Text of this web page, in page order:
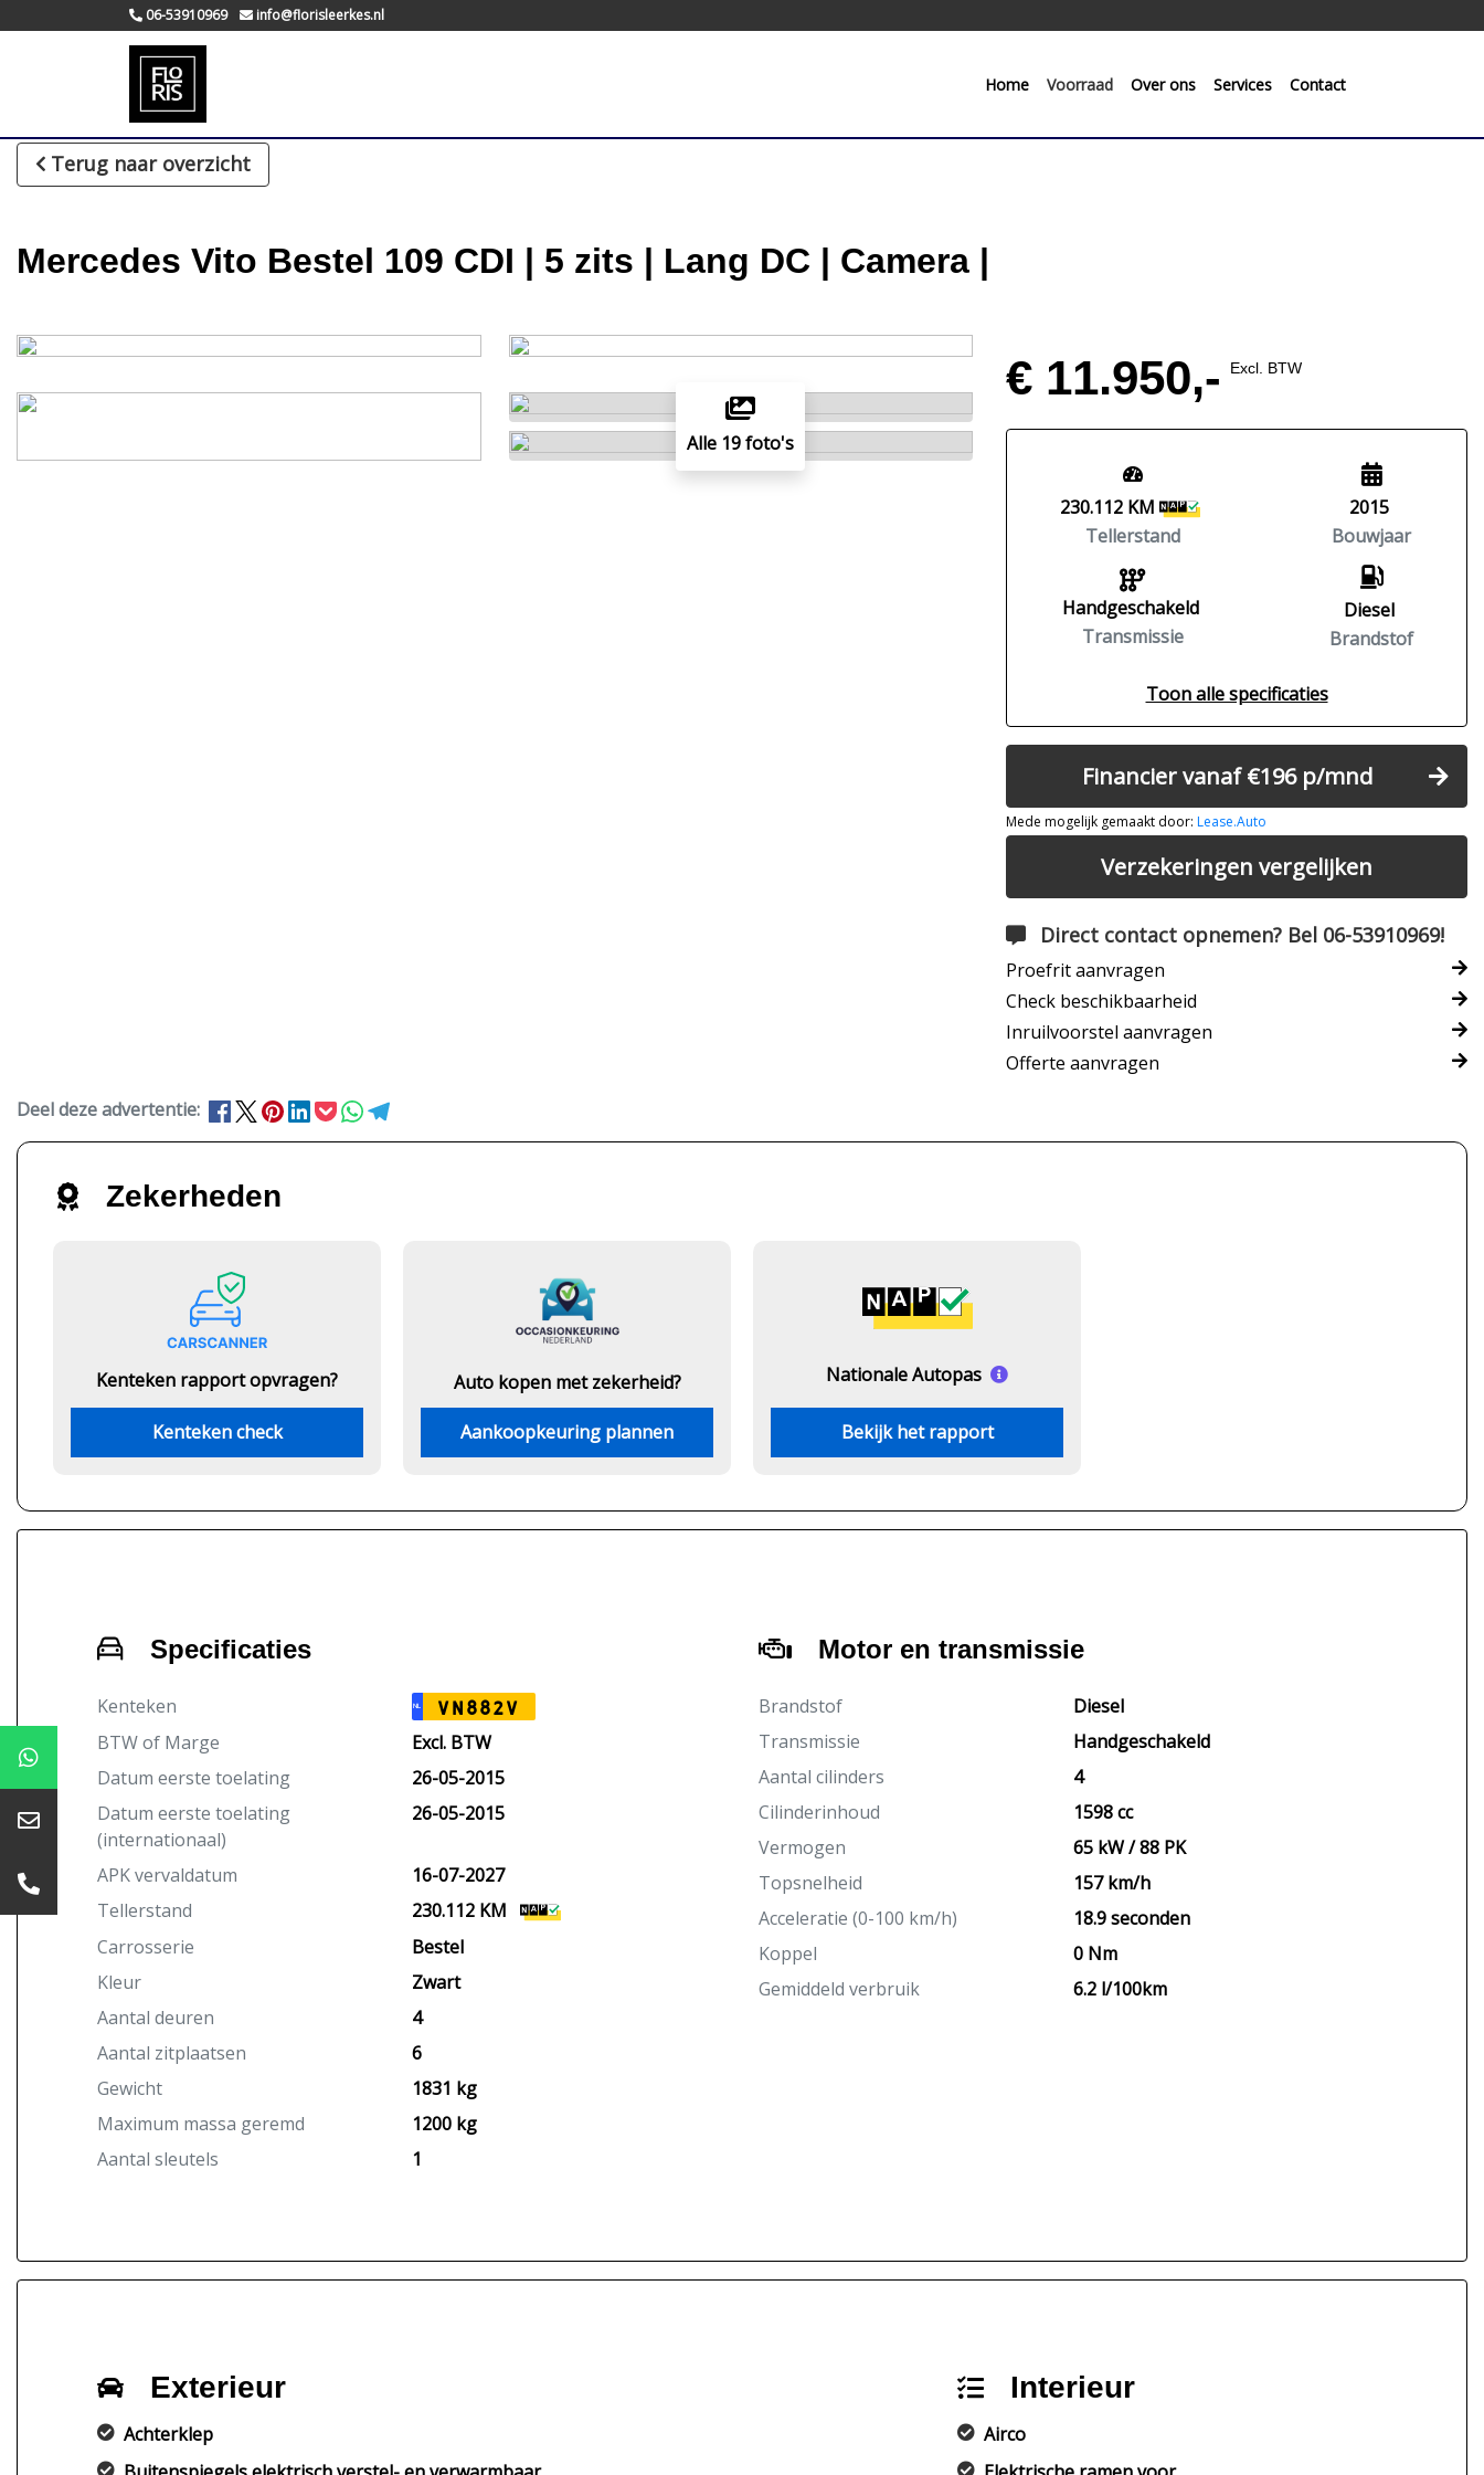
06-53910969 info@florisleerkes.nl
Home Voorraad Over ons Services Contact
Terug naar overzicht
Mercedes Vito Bestel 109 CDI | 5 zits | Lang DC | Camera |
Alle 19 foto's
€ 11.950,- Excl. BTW
230.112 KM
Tellerstand
Handgeschakeld
Transmissie
2015
Bouwjaar
Diesel
Brandstof
Toon alle specificaties
Financier vanaf €196 p/mnd
Mede mogelijk gemaakt door: Lease.Auto
Verzekeringen vergelijken
Direct contact opnemen? Bel 06-53910969!
Proefrit aanvragen
Check beschikbaarheid
Inruilvoorstel aanvragen
Offerte aanvragen
Deel deze advertentie:
Zekerheden
Kenteken rapport opvragen?
Kenteken check
Auto kopen met zekerheid?
Aankoopkeuring plannen
Nationale Autopas
Bekijk het rapport
Specificaties
Kenteken NL VN882V
BTW of Marge
Excl. BTW
Datum eerste toelating
26-05-2015
Datum eerste toelating
(internationaal)
26-05-2015
APK vervaldatum
16-07-2027
Tellerstand
230.112 KM
Carrosserie
Bestel
Kleur
Zwart
Aantal deuren
4
Aantal zitplaatsen
6
Gewicht
1831 kg
Maximum massa geremd
1200 kg
Aantal sleutels
1
Motor en transmissie
Brandstof
Diesel
Transmissie
Handgeschakeld
Aantal cilinders
4
Cilinderinhoud
1598 cc
Vermogen
65 kW / 88 PK
Topsnelheid
157 km/h
Acceleratie (0-100 km/h)
18.9 seconden
Koppel
0 Nm
Gemiddeld verbruik
6.2 l/100km
Exterieur
Achterklep
Interieur
Airco